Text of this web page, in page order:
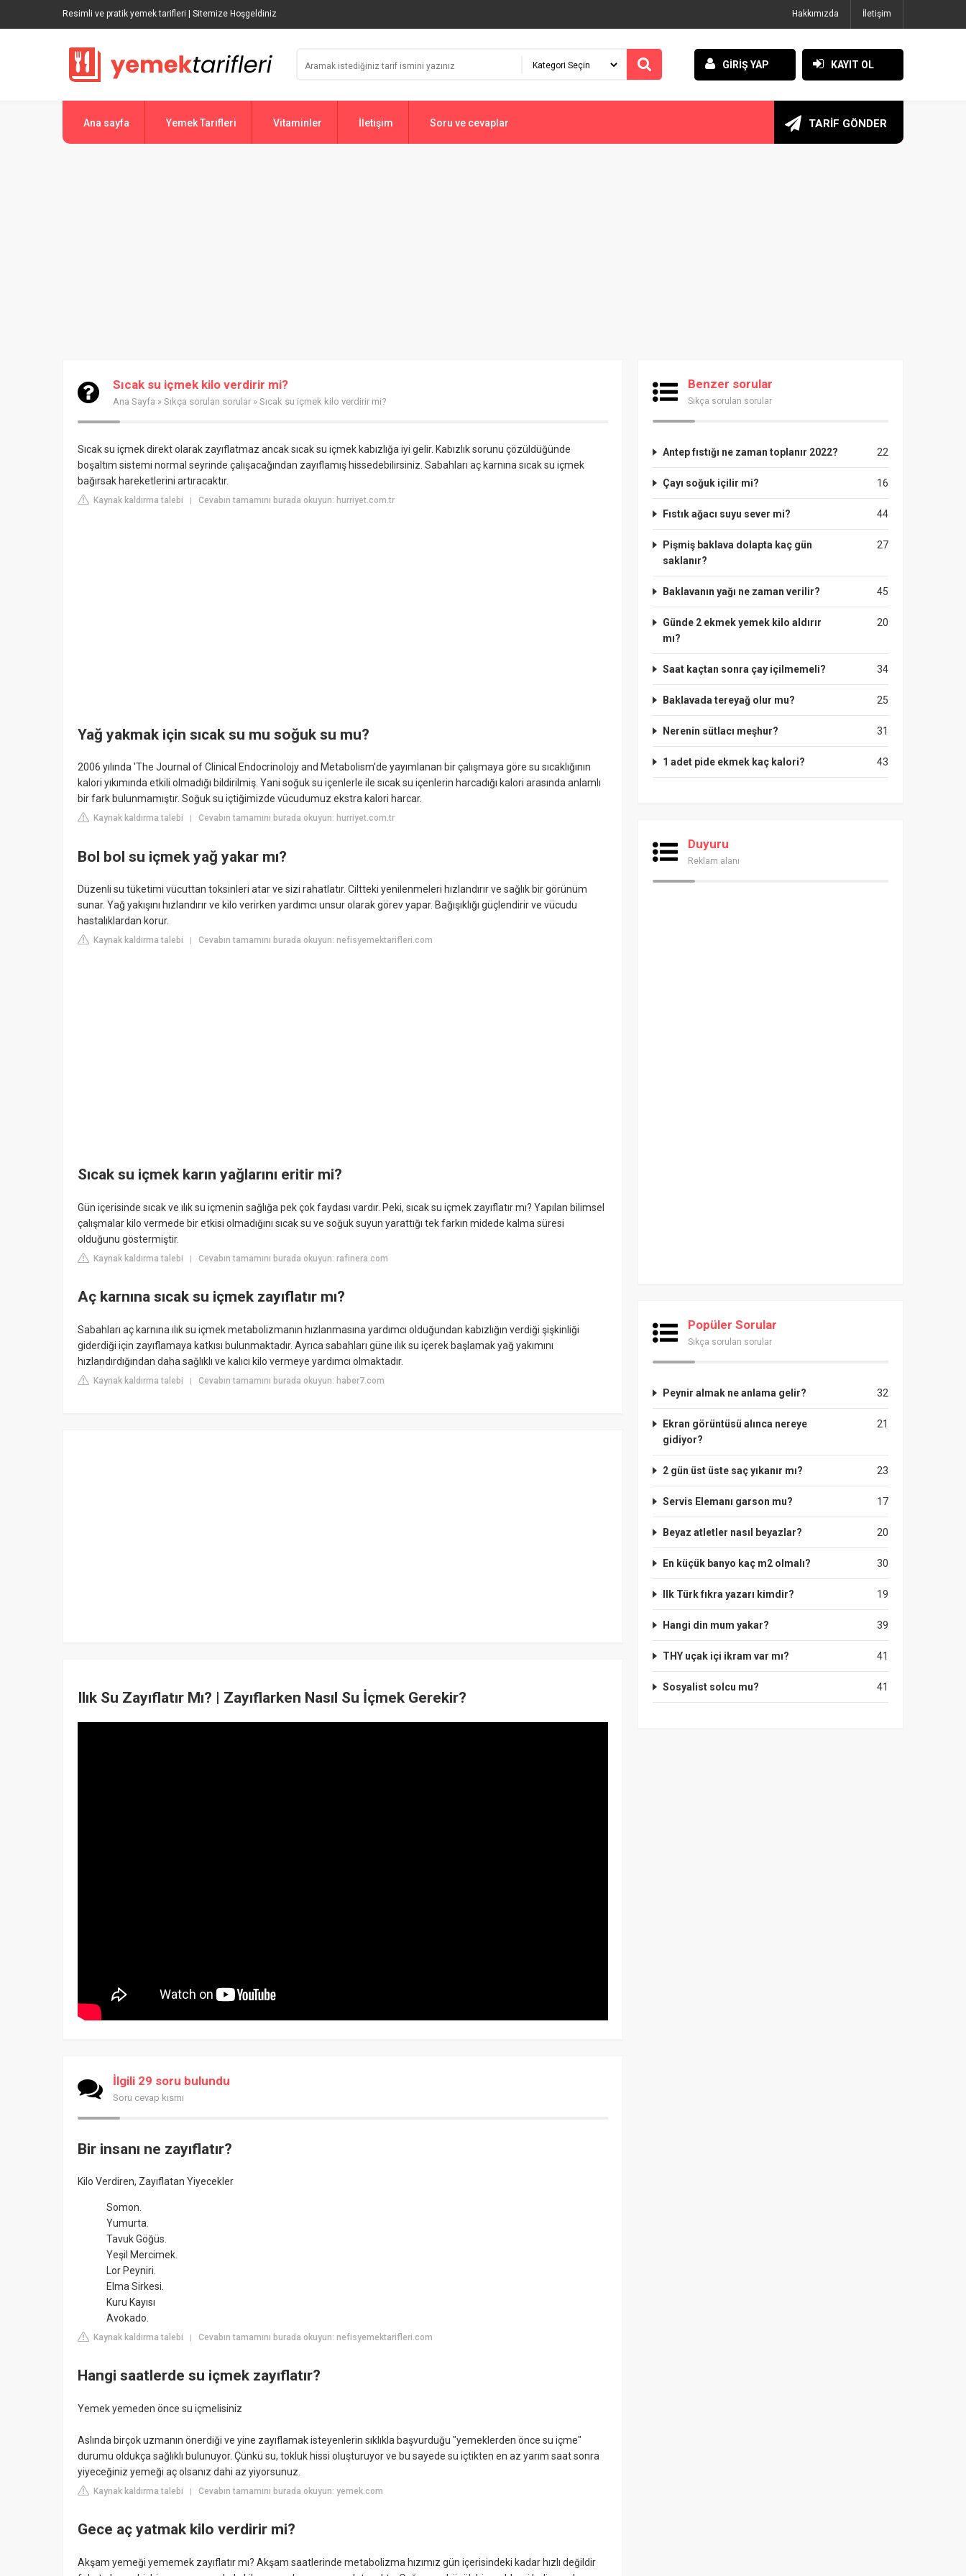
Resimli ve pratik yemek tarifleri | Sitemize Hoşgeldiniz Hakkımızda İletişim
GİRİŞ YAP KAYIT OL
Ana sayfa Yemek Tarifleri Vitaminler İletişim Soru ve cevaplar TARİF GÖNDER
Sıcak su içmek kilo verdirir mi?
Ana Sayfa » Sıkça sorulan sorular » Sıcak su içmek kilo verdirir mi?
Sıcak su içmek direkt olarak zayıflatmaz ancak sıcak su içmek kabızlığa iyi gelir. Kabızlık sorunu çözüldüğünde
boşaltım sistemi normal seyrinde çalışacağından zayıflamış hissedebilirsiniz. Sabahları aç karnına sıcak su içmek
bağırsak hareketlerini artıracaktır.
Kaynak kaldırma talebi | Cevabın tamamını burada okuyun: hurriyet.com.tr
Yağ yakmak için sıcak su mu soğuk su mu?
2006 yılında 'The Journal of Clinical Endocrinolojy and Metabolism'de yayımlanan bir çalışmaya göre su sıcaklığının
kalori yıkımında etkili olmadığı bildirilmiş. Yani soğuk su içenlerle ile sıcak su içenlerin harcadığı kalori arasında anlamlı
bir fark bulunmamıştır. Soğuk su içtiğimizde vücudumuz ekstra kalori harcar.
Kaynak kaldırma talebi Cevabın tamamını burada okuyun: hurriyet.com.tr
Bol bol su içmek yağ yakar mı?
Düzenli su tüketimi vücuttan toksinleri atar ve sizi rahatlatır. Ciltteki yenilenmeleri hızlandırır ve sağlık bir görünüm
sunar. Yağ yakışını hızlandırır ve kilo verirken yardımcı unsur olarak görev yapar. Bağışıklığı güçlendirir ve vücudu
hastalıklardan korur.
Kaynak kaldırma talebi Cevabın tamamını burada okuyun: nefisyemektarifleri.com
Sıcak su içmek karın yağlarını eritir mi?
Gün içerisinde sıcak ve ılık su içmenin sağlığa pek çok faydası vardır. Peki, sıcak su içmek zayıflatır mı? Yapılan bilimsel
çalışmalar kilo vermede bir etkisi olmadığını sıcak su ve soğuk suyun yarattığı tek farkın midede kalma süresi
olduğunu göstermiştir.
Kaynak kaldırma talebi | Cevabın tamamını burada okuyun: rafinera.com
Aç karnına sıcak su içmek zayıflatır mı?
Sabahları aç karnına ılık su içmek metabolizmanın hızlanmasına yardımcı olduğundan kabızlığın verdiği şişkinliği
giderdiği için zayıflamaya katkısı bulunmaktadır. Ayrıca sabahları güne ılık su içerek başlamak yağ yakımını
hızlandırdığından daha sağlıklı ve kalıcı kilo vermeye yardımcı olmaktadır.
Kaynak kaldırma talebi | Cevabın tamamını burada okuyun: haber7.com
Ilık Su Zayıflatır Mı? | Zayıflarken Nasıl Su İçmek Gerekir?
İlgili 29 soru bulundu
Soru cevap kısmı
Bir insanı ne zayıflatır?
Kilo Verdiren, Zayıflatan Yiyecekler
Somon.
Yumurta.
Tavuk Göğüs.
Yeşil Mercimek.
Lor Peyniri.
Elma Sirkesi.
Kuru Kayısı
Avokado.
Kaynak kaldırma talebi | Cevabın tamamını burada okuyun: nefisyemektarifleri.com
Hangi saatlerde su içmek zayıflatır?
Yemek yemeden önce su içmelisiniz
Aslında birçok uzmanın önerdiği ve yine zayıflamak isteyenlerin sıklıkla başvurduğu "yemeklerden önce su içme"
durumu oldukça sağlıklı bulunuyor. Çünkü su, tokluk hissi oluşturuyor ve bu sayede su içtikten en az yarım saat sonra
yiyeceğiniz yemeği aç olsanız dahi az yiyorsunuz.
Kaynak kaldırma talebi | Cevabın tamamını burada okuyun: yemek.com
Gece aç yatmak kilo verdirir mi?
Akşam yemeği yememek zayıflatır mı? Akşam saatlerinde metabolizma hızımız gün içerisindeki kadar hızlı değildir
Benzer sorular
Sıkça sorulan sorular
22
Antep fıstığı ne zaman toplanır 2022?
16
Çayı soğuk içilir mi?
44
Fıstık ağacı suyu sever mi?
27
Pişmiş baklava dolapta kaç gün
saklanır?
45
Baklavanın yağı ne zaman verilir?
20
Günde 2 ekmek yemek kilo aldırır
mı?
34
Saat kaçtan sonra çay içilmemeli?
25
Baklavada tereyağ olur mu?
31
Nerenin sütlacı meşhur?
43
1 adet pide ekmek kaç kalori?
Duyuru
Reklam alanı
Popüler Sorular
Sıkça sorulan sorular
32
Peynir almak ne anlama gelir?
21
Ekran görüntüsü alınca nereye
gidiyor?
23
2 gün üst üste saç yıkanır mı?
17
Servis Elemanı garson mu?
20
Beyaz atletler nasıl beyazlar?
30
En küçük banyo kaç m2 olmalı?
19
Ilk Türk fıkra yazarı kimdir?
39
Hangi din mum yakar?
41
THY uçak içi ikram var mı?
41
Sosyalist solcu mu?